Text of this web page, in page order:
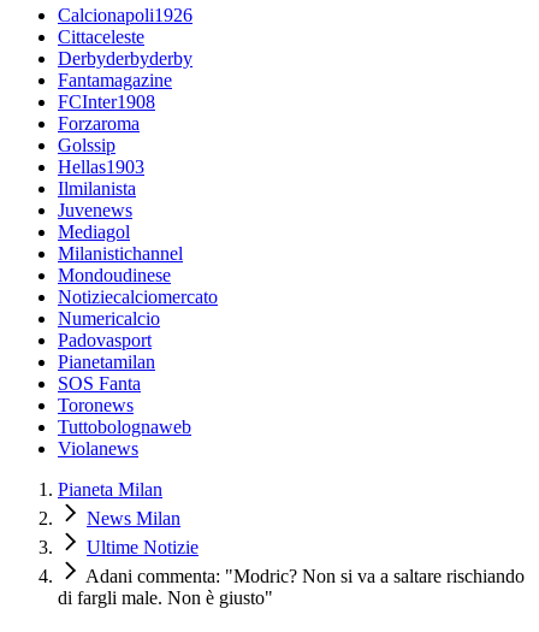
Calcionapoli1926
Cittaceleste
Derbyderbyderby
Fantamagazine
FCInter1908
Forzaroma
Golssip
Hellas1903
Ilmilanista
Juvenews
Mediagol
Milanistichannel
Mondoudinese
Notiziecalciomercato
Numericalcio
Padovasport
Pianetamilan
SOS Fanta
Toronews
Tuttobolognaweb
Violanews
Pianeta Milan
News Milan
Ultime Notizie
Adani commenta: "Modric? Non si va a saltare rischiando
di fargli male. Non è giusto"